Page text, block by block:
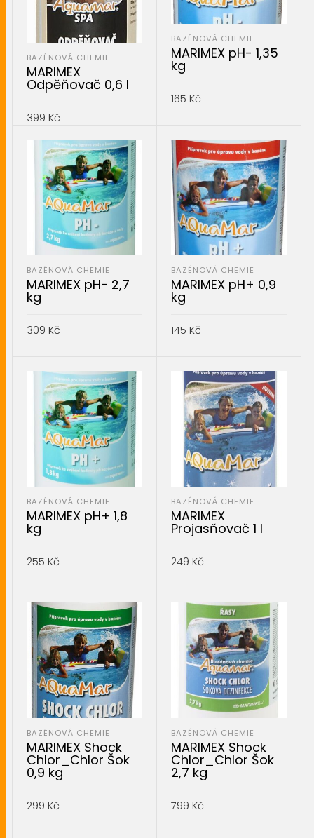
BAZÉNOVÁ CHEMIE
MARIMEX
Odpěňovač 0,6 l
399 Kč
PŘIDAT DO KOŠÍKU
BAZÉNOVÁ CHEMIE
MARIMEX pH- 1,35
kg
165 Kč
BAZÉNOVÁ CHEMIE
MARIMEX pH- 2,7
kg
309 Kč
BAZÉNOVÁ CHEMIE
MARIMEX pH+ 0,9
kg
145 Kč
BAZÉNOVÁ CHEMIE
MARIMEX pH+ 1,8
kg
255 Kč
BAZÉNOVÁ CHEMIE
MARIMEX
Projasňovač 1 l
249 Kč
BAZÉNOVÁ CHEMIE
MARIMEX Shock
Chlor_Chlor Šok
0,9 kg
299 Kč
BAZÉNOVÁ CHEMIE
MARIMEX Shock
Chlor_Chlor Šok
2,7 kg
799 Kč